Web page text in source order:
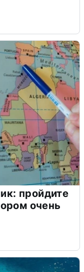
пройдите
очень